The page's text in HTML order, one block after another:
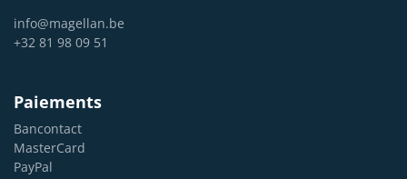
info@magellan.be
+32 81 98 09 51
Paiements
Bancontact
MasterCard
PayPal